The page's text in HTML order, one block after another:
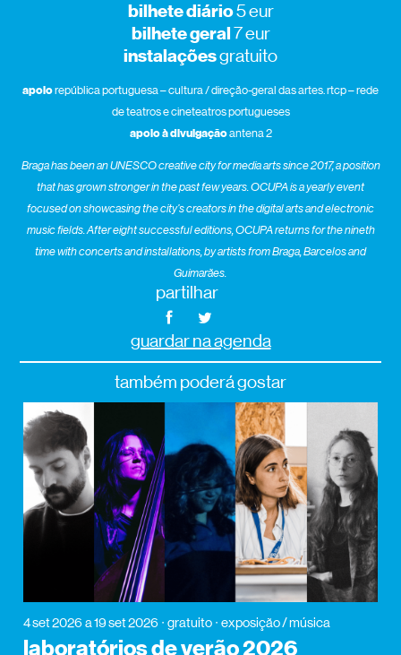
bilhete diário5 eur
bilhete geral7 eur
instalaçõesgratuito
apoiorepública portuguesa – cultura / direção-geral das artes. rtcp – rede
de teatros e cineteatros portugueses
apoio à divulgaçãoantena 2
Braga has been an UNESCO creative city for media arts since 2017, a position
that has grown stronger in the past few years. OCUPA is a yearly event
focused onshowcasingthe city’s creators in the digital arts and electronic
music fields. After eight successful editions, OCUPA returns for the nineth
time with concerts and installations, by artists from Braga, Barcelos and
Guimarães.
partilhar
guardar na agenda
também poderá gostar
4 set 2026 a 19 set 2026 gratuito exposição / música
laboratórios de verão 2026